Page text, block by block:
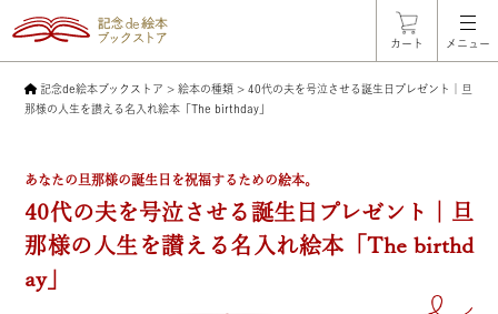
カート メニュー
記念de絵本ブックストア >絵本の種類 >40代の夫を号泣させる誕生日プレゼント｜旦
那様の人生を讃える名入れ絵本「The birthday」
あなたの旦那様の誕生日を祝福するための絵本。
40代の夫を号泣させる誕生日プレゼント｜旦
那様の人生を讃える名入れ絵本「The birthd
ay」